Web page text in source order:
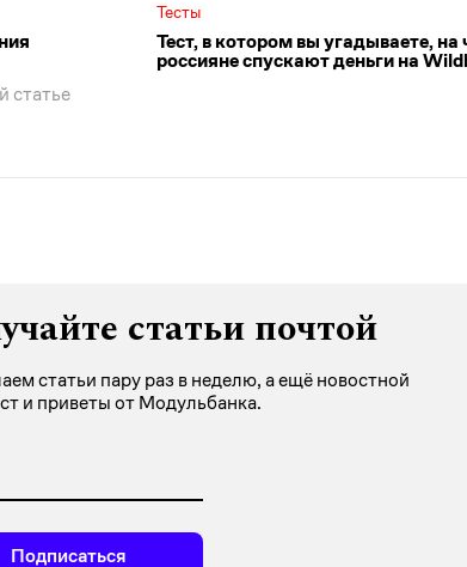
статье
Тесты
Тест, в котором вы угадываете, на
россияне спускают деньги на
статьи почтой
статьи пару раз в неделю, а ещё новостной
и приветы от Модульбанка.
Подписаться